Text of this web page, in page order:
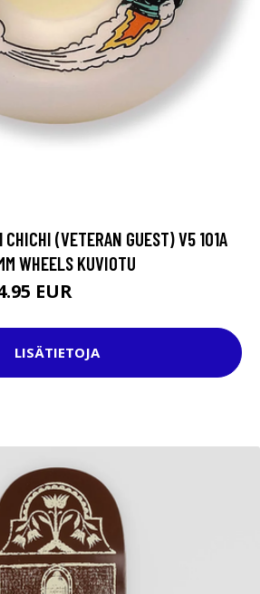
CHICHI (VETERAN GUEST) V5 101A
WHEELS KUVIOTU
EUR
LISÄTIETOJA